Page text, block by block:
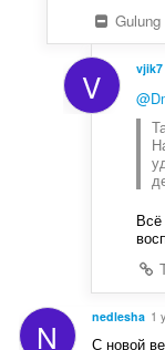
Gulung
V vjik7
N nedlesha 1
С новой